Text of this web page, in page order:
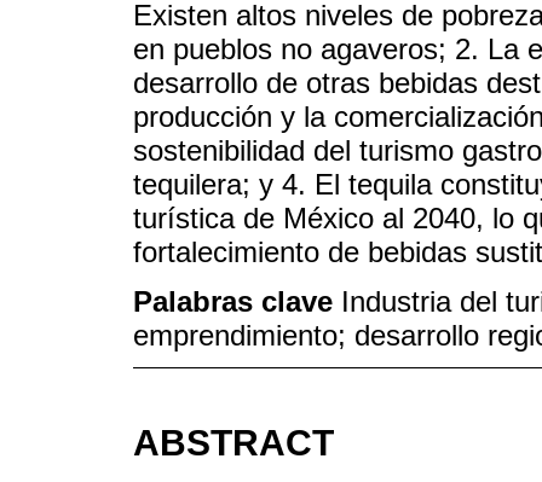
Existen altos niveles de
en pueblos no agaveros; 2. La
desarrollo de otras bebidas
producción y la
sostenibilidad del turismo
tequilera; y 4. El tequila
turística de México al 2040, lo
fortalecimiento de bebidas
Palabras clave Industria del
emprendimiento; desarrollo
ABSTRACT